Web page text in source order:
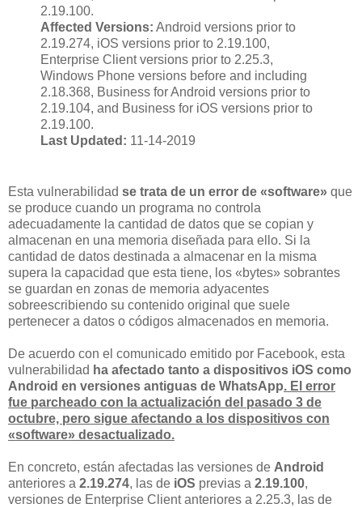
2.19.100.
Affected Versions: Android versions prior to
2.19.274, iOS versions prior to 2.19.100,
Enterprise Client versions prior to 2.25.3,
Windows Phone versions before and including
2.18.368, Business for Android versions prior to
2.19.104, and Business for iOS versions prior to
2.19.100.
Last Updated: 11-14-2019
Esta vulnerabilidad se trata de un error de «software» que
se produce cuando un programa no controla
adecuadamente la cantidad de datos que se copian y
almacenan en una memoria diseñada para ello. Si la
cantidad de datos destinada a almacenar en la misma
supera la capacidad que esta tiene, los «bytes» sobrantes
se guardan en zonas de memoria adyacentes
sobreescribiendo su contenido original que suele
pertenecer a datos o códigos almacenados en memoria.
De acuerdo con el comunicado emitido por Facebook, esta
vulnerabilidad ha afectado tanto a dispositivos iOS como
Android en versiones antiguas de WhatsApp. El error
fue parcheado con la actualización del pasado 3 de
octubre, pero sigue afectando a los dispositivos con
«software» desactualizado.
En concreto, están afectadas las versiones de Android
anteriores a 2.19.274, las de iOS previas a 2.19.100,
versiones de Enterprise Client anteriores a 2.25.3, las de